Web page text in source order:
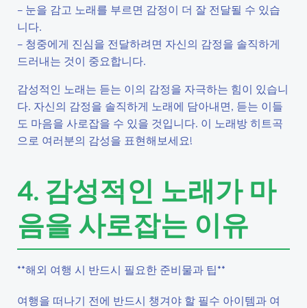
– 눈을 감고 노래를 부르면 감정이 더 잘 전달될 수 있습
니다.
– 청중에게 진심을 전달하려면 자신의 감정을 솔직하게
드러내는 것이 중요합니다.
감성적인 노래는 듣는 이의 감정을 자극하는 힘이 있습니
다. 자신의 감정을 솔직하게 노래에 담아내면, 듣는 이들
도 마음을 사로잡을 수 있을 것입니다. 이 노래방 히트곡
으로 여러분의 감성을 표현해보세요!
4. 감성적인 노래가 마
음을 사로잡는 이유
**해외 여행 시 반드시 필요한 준비물과 팁**
여행을 떠나기 전에 반드시 챙겨야 할 필수 아이템과 여